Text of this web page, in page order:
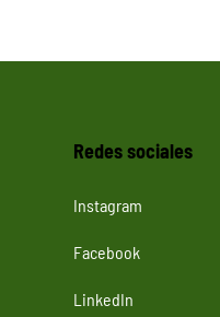
Redes sociales
Instagram
Facebook
LinkedIn